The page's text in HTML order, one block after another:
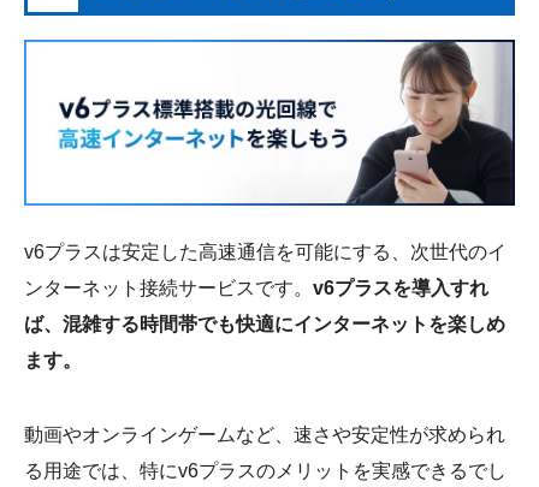
v6プラスは安定した高速通信を可能にする、次世代のイ
ンターネット接続サービスです。 v6プラスを導入すれ
ば、混雑する時間帯でも快適にインターネットを楽しめ
ます。
動画やオンラインゲームなど、速さや安定性が求められ
る用途では、特にv6プラスのメリットを実感できるでし